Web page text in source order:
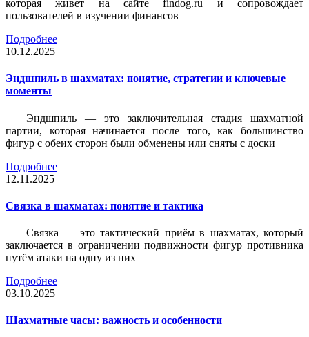
которая живет на сайте findog.ru и сопровождает
пользователей в изучении финансов
Подробнее
10.12.2025
Эндшпиль в шахматах: понятие, стратегии и ключевые
моменты
Эндшпиль — это заключительная стадия шахматной
партии, которая начинается после того, как большинство
фигур с обеих сторон были обменены или сняты с доски
Подробнее
12.11.2025
Связка в шахматах: понятие и тактика
Связка — это тактический приём в шахматах, который
заключается в ограничении подвижности фигур противника
путём атаки на одну из них
Подробнее
03.10.2025
Шахматные часы: важность и особенности